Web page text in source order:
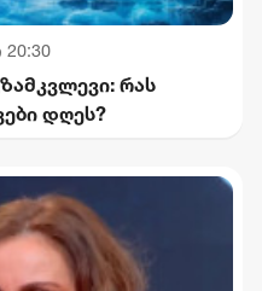
20:30
რას
დღეს?